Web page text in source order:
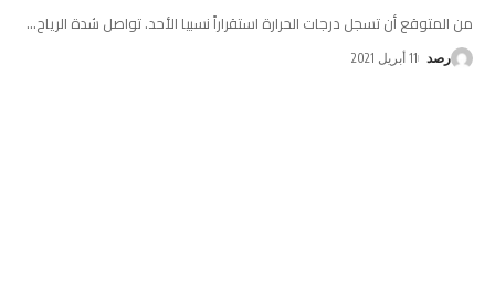
من المتوقع أن تسجل درجات الحرارة استقراراً نسبيا الأحد. تواصل شدة الرياح…
رصد 11 أبريل 2021